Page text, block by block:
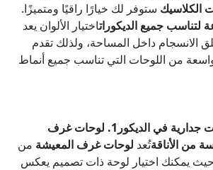
الكلاسيك ستوفر لك خيارًا راقيًا ومتميزًا.
لتناسب جميع الديكوراتاختيار الألوان يعد
الانسجام داخل المساحة، ولذلك تقدم
من اللوحات التي تناسب جميع أنماط
جدارية في الديكور
1. لوحات غرف
من الأناقةتُعد لوحات غرف المعيشة من
حيث يمكنك اختيار لوحة ذات تصميم يعكس